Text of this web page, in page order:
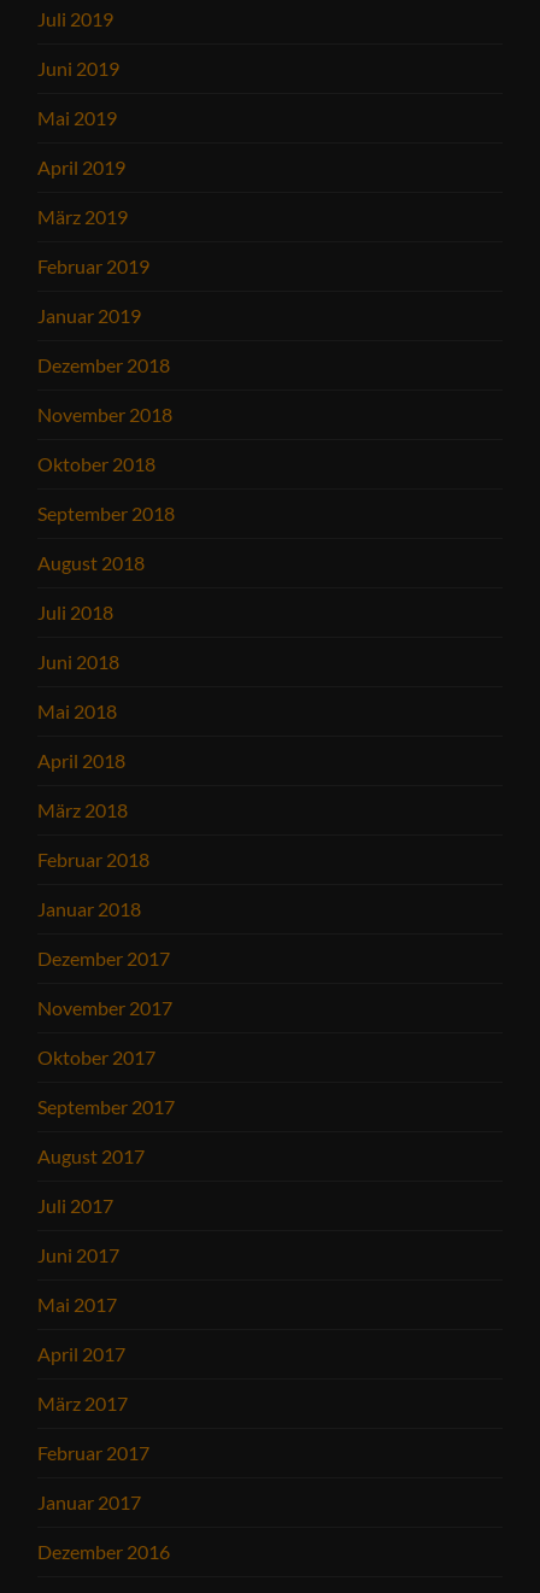
Juli 2019
Juni 2019
Mai 2019
April 2019
März 2019
Februar 2019
Januar 2019
Dezember 2018
November 2018
Oktober 2018
September 2018
August 2018
Juli 2018
Juni 2018
Mai 2018
April 2018
März 2018
Februar 2018
Januar 2018
Dezember 2017
November 2017
Oktober 2017
September 2017
August 2017
Juli 2017
Juni 2017
Mai 2017
April 2017
März 2017
Februar 2017
Januar 2017
Dezember 2016